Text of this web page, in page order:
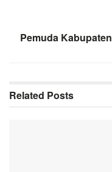
Pemuda
Related Posts